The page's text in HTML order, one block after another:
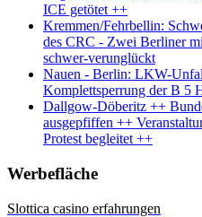
ICE getötet ++
Kremmen/Fehrbellin:
des CRC - Zwei Berliner
schwer-verunglückt
Nauen - Berlin: LKW-
Komplettsperrung der B 5
Dallgow-Döberitz ++
ausgepfiffen ++
Protest begleitet ++
Werbefläche
Slottica casino erfahrungen